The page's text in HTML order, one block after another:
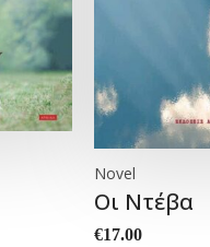
Novel
Οι Ντέβα
€17.00